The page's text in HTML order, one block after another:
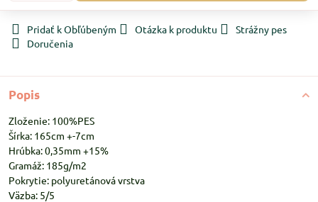
Pridať k Obľúbeným Otázka k produktu
Strážny pes
Doručenia
Popis
Zloženie: 100%PES
Šírka: 165cm +-7cm
Hrúbka: 0,35mm +15%
Gramáž: 185g/m2
Pokrytie: polyuretánová vrstva
Väzba: 5/5